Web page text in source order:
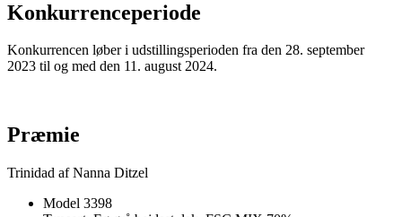
Konkurrenceperiode
Konkurrencen løber i udstillingsperioden fra den 28. september
2023 til og med den 11. august 2024.
Præmie
Trinidad af Nanna Ditzel
Model 3398